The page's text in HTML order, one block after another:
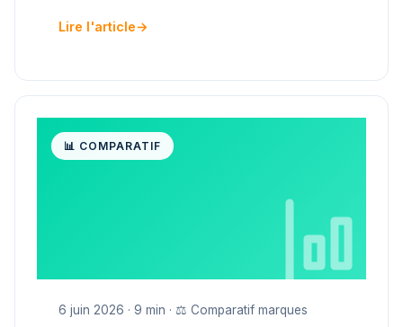
Lire l'article→
📊 COMPARATIF
6 juin 2026 · 9 min · ⚖️ Comparatif marques